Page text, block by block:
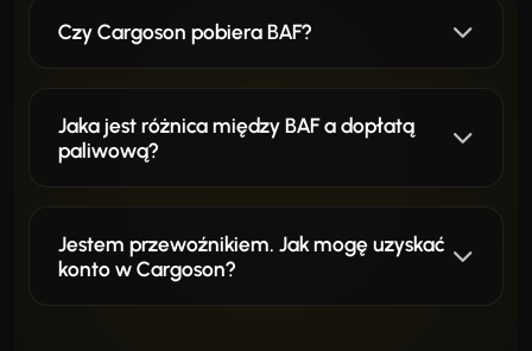
Czy Cargoson pobiera BAF?
Jaka jest różnica między BAF a dopłatą
paliwową?
Jestem przewoźnikiem. Jak mogę uzyskać
konto w Cargoson?